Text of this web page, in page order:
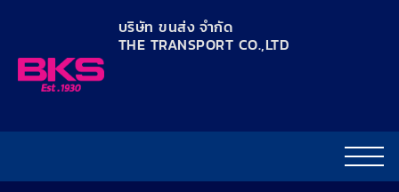
บริษัท ขนส่ง จำกัด
THE TRANSPORT CO.,LTD​